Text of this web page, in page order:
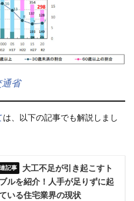
省
は、以下の記事でも解説しまし
大工不足が引き起こすト
ルを紹介！人手が足りずに起
いる住宅業界の現状